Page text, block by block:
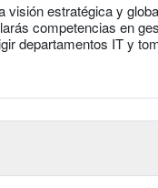
visión estratégica y
competencias en
departamentos IT y